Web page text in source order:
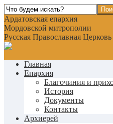
Ардатовская епархия
Мордовской митрополии
Русская Православная
Главная
Епархия
Благочиния и
История
Документы
Контакты
Архиерей